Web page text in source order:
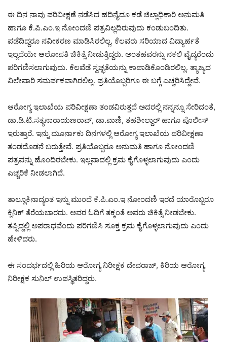
ಈ ದಿನ ನಾವು ಪರಿವೀಕ್ಷಣೆ ನಡೆಸಿದ ಹದಿನೈದೂ ಕಡೆ ಜಿಲ್ಲಾಧಿಕಾರಿ ಅನುಮತಿ
ಹಾಗೂ ಕೆ.ಪಿ.ಎಂ.ಇ ನೋಂದಣಿ ಪತ್ರವಿಲ್ಲದಿರುವುದು ಕಂಡುಬಂದಿತು.
ಪಡೆದಿದ್ದರೂ ನವೀಕರಣ ಮಾಡಿಸಿರಲಿಲ್ಲ. ಕೆಲವರು ಸರಿಯಾದ ವಿದ್ಯಾರ್ಹತೆ
ಇಲ್ಲದೆಯೇ ಆಲೋಪತಿ ಚಿಕಿತ್ಸೆ ನೀಡುತ್ತಿದ್ದರು. ಅಂತಹವರನ್ನು ನಕಲಿ ವೈದ್ಯರೆಂದು
ಪರಿಗಣಿಸಲಾಗುವುದು. ಕೆಲವೆಡೆ ಸ್ವಚ್ಛತೆಯನ್ನು ಕಾಪಾಡಿಕೊಂಡಿರಲಿಲ್ಲ. ತ್ಯಾಜ್ಯದ
ವಿಲೇವಾರಿ ಸಮರ್ಪಕವಾಗಿರಲಿಲ್ಲ. ಪ್ರತಿಯೊಬ್ಬರಿಗೂ ಈ ಬಗ್ಗೆ ಎಚ್ಚರಿಸಿದ್ದೇವೆ.
ಆರೋಗ್ಯ ಇಲಾಖೆಯ ಪರಿವೀಕ್ಷಣಾ ತಂಡವಿರುತ್ತದೆ ಅದರಲ್ಲಿ ನನ್ನನ್ನೂ ಸೇರಿದಂತೆ,
ಡಾ.ಡಿ.ಟಿ.ಸತ್ಯನಾರಾಯಣರಾವ್, ಡಾ.ವಾಣಿ, ತಹಶೀಲ್ದಾರ್ ಹಾಗೂ ಪೊಲೀಸ್
ಇರುತ್ತಾರೆ. ಇನ್ನು ಮೂರ್ನಾಕು ದಿನಗಳಲ್ಲಿ ಆರೋಗ್ಯ ಇಲಾಖೆಯ ಪರಿವೀಕ್ಷಣಾ
ತಂಡದೊಡನೆ ಬರುತ್ತೇವೆ. ಪ್ರತಿಯೊಬ್ಬರೂ ಅನುಮತಿ ಹಾಗೂ ನೋಂದಣಿ
ಪತ್ರವನ್ನು ಹೊಂದಿರಬೇಕು. ಇಲ್ಲವಾದಲ್ಲಿ ಕ್ರಮ ಕೈಗೊಳ್ಳಲಾಗುವುದು ಎಂದು
ಎಚ್ಚರಿಕೆ ನೀಡಲಾಗಿದೆ.
ತಾಲ್ಲೂಕಿನಾದ್ಯಂತ ಇನ್ನು ಮುಂದೆ ಕೆ.ಪಿ.ಎಂ.ಇ ನೋಂದಣಿ ಇರದೆ ಯಾರೊಬ್ಬರೂ
ಕ್ಲಿನಿಕ್ ತೆರೆಯಬಾರದು. ಅವರ ಓದಿಗೆ ತಕ್ಕಂತೆ ಅವರು ಚಿಕಿತ್ಸೆ ನೀಡಬೇಕು.
ತಪ್ಪಿದ್ದಲ್ಲಿ ಅಪರಾಧವೆಂದು ಪರಿಗಣಿಸಿ ಸೂಕ್ತ ಕ್ರಮ ಕೈಗೊಳ್ಳಲಾಗುವುದು ಎಂದು
ಹೇಳಿದರು.
ಈ ಸಂದರ್ಭದಲ್ಲಿ ಹಿರಿಯ ಆರೋಗ್ಯ ನಿರೀಕ್ಷಕ ದೇವರಾಜ್, ಕಿರಿಯ ಆರೋಗ್ಯ
ನಿರೀಕ್ಷಕ ಸುನಿಲ್ ಉಪಸ್ಥಿತರಿದ್ದರು.